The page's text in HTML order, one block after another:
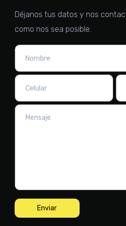
Déjanos tus datos y nos
como nos sea posible.
Enviar